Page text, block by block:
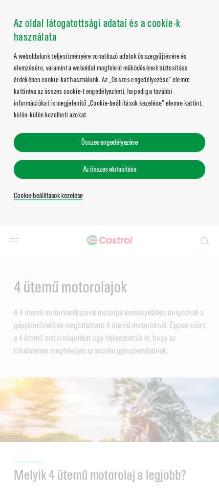
Az oldal látogatottsági adatai és a cookie-k
használata
A weboldalunk teljesítményére vonatkozó adatok összegyűjtésére és
elemzésére, valamint a weboldal megfelelő működésének biztosítása
érdekében cookie-kat használunk. Az „Összes engedélyezése” elemre
kattintva az összes cookie-t engedélyezheti, ha pedig a további
információkat is megjelenítő „Cookie-beállítások kezelése” elemre kattint,
külön-külön kezelheti azokat.
Összes engedélyezése
Az összes elutasítása
Cookie-beállítások kezelése
4 ütemű motorolajok
A 4 ütemű motorkerékpárok motorjai keményebben dolgoznak a
gépjárművekben megtalálható 4 ütemű motoroknál. Éppen ezért
a 4 ütemű motorolajunkat úgy fejlesztettük ki, hogy az
tökéletesen megfeleljen az extrém igénybevételnek.
Melyik 4 ütemű motorolaj a legjobb?